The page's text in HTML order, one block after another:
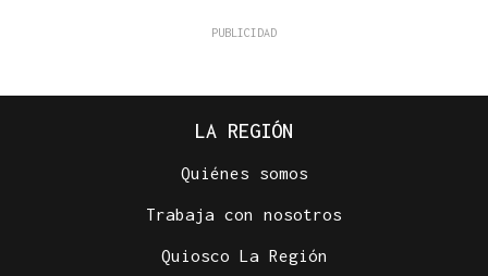
LA REGIÓN
Quiénes somos
Trabaja con nosotros
Quiosco La Región